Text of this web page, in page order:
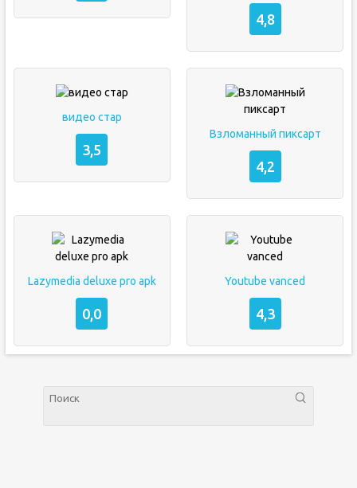
4,8
видео стар
3,5
Взломанный пиксарт
4,2
Lazymedia deluxe pro apk
0,0
Youtube vanced
4,3